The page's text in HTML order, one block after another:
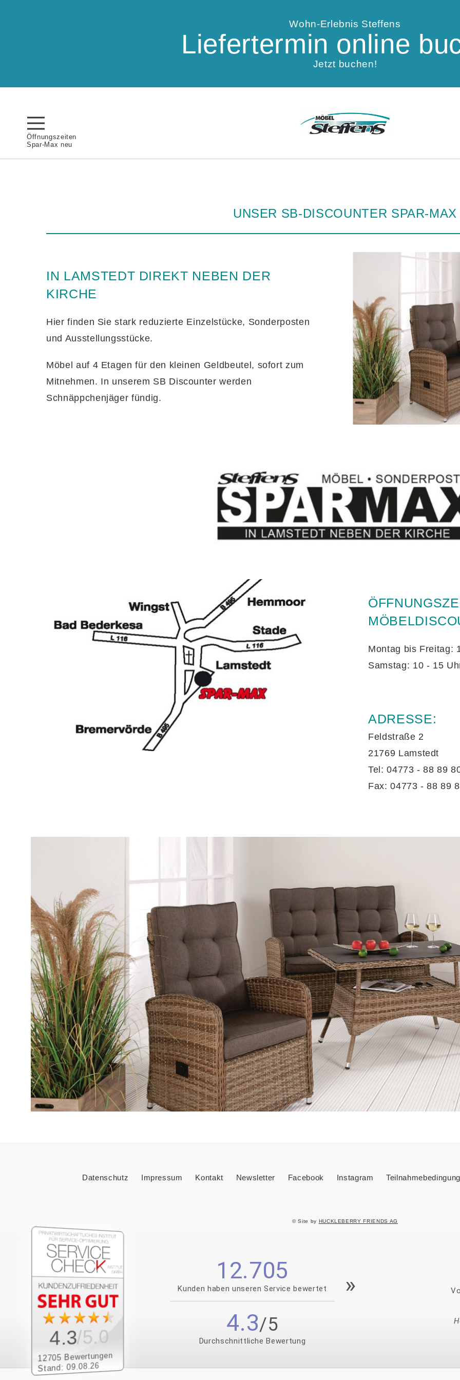
Wohn-Erlebnis Steffens
Liefertermin online
Jetzt buchen!
Öffnungszeiten
Spar-Max neu
UNSER SB-DISCOUNTER SPAR-MAX
IN LAMSTEDT DIREKT NEBEN DER
KIRCHE
Hier finden Sie stark reduzierte Einzelstücke, Sonderposten
und Ausstellungsstücke.
Möbel auf 4 Etagen für den kleinen Geldbeutel, sofort zum
Mitnehmen. In unserem SB Discounter werden
Schnäppchenjäger fündig.
Montag bis Freitag:
Samstag: 10 - 15
ADRESSE:
Feldstraße 2
21769 Lamstedt
Tel: 04773 - 88 89
Fax: 04773 - 88 89
Datenschutz Impressum Kontakt Newsletter Facebook Instagram
© Site by HUCKLEBERRY FRIENDS AG
12705 Bewertungen
Stand: 09.08.26
4.3/5.0
12.705
Kunden haben unseren Service bewertet
4.3
Durchschnittliche Bewertung